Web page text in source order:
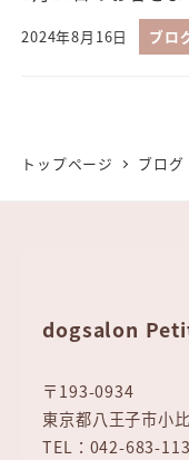
2024年8月16日 ブロ
トップページ ブログ
dogsalon
〒193-0934
東京都八王子市小
TEL：042-683-